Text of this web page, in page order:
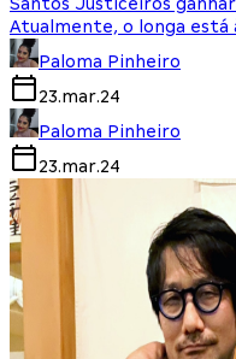
Santos Justiceiros
Atualmente, o longa
Paloma Pinheiro
23.mar.24
Paloma Pinheiro
23.mar.24